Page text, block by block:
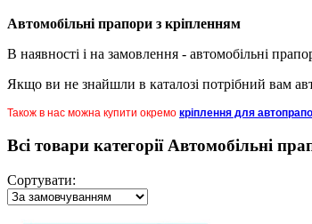
Автомобільні прапори з кріпленням
В наявності і на замовлення - автомобільні
Якщо ви не знайшли в каталозі потрібний вам
Також в нас можна купити окремо кріплення для
Всі товари категорії Автомобільні
Сортувати: